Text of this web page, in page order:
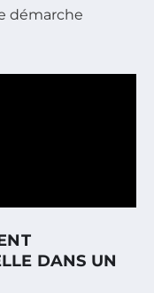
démarche
DANS UN